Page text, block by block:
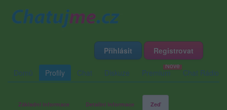
Přihlásit Registrovat
Domů Profily Chat Diskuze Premium Chat Rádio
Základní informace Detailní informace Zeď